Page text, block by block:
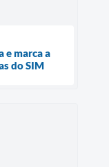
e marca a
do SIM